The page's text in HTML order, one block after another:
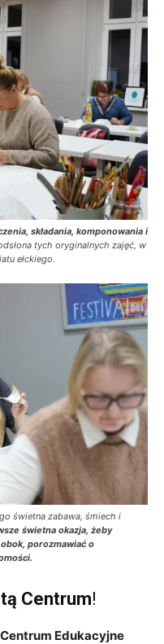
składania, komponowania i
tych oryginalnych zajęć, w
ełckiego.
świetna zabawa, śmiech i
świetna okazja, żeby
porozmawiać o
Centrum!
Edukacyjne